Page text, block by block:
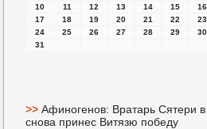
10
11 12 13 14 15
16
17
18 19 20 21 22
23
24
25 26 27 28 29
30
31
>>Афиногенов: Вратарь Сятери
снова принес Витязю победу